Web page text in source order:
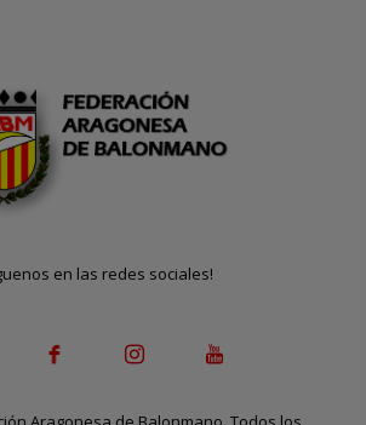
en las redes sociales!